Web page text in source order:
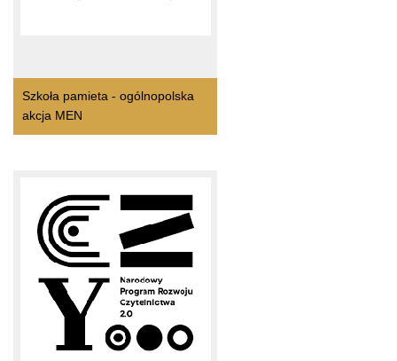
Szkoła pamieta - ogólnopolska
akcja MEN